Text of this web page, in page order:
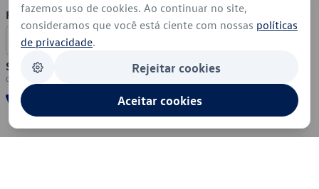
Formas de Pagamento
Segurança
fazemos uso de cookies. Ao continuar no site,
consideramos que você está ciente com nossas políticas
de privacidade.
Rejeitar cookies
Aceitar cookies